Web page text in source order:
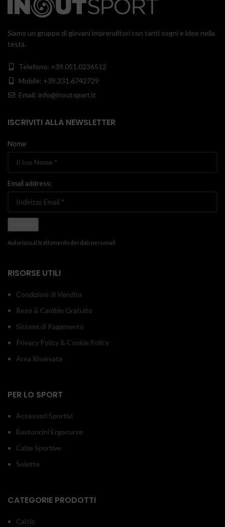
Siamo un gruppo di giovani imprenditori con tanti sogni e idee nella
testa.
Telefono: +39.051.0236512
Mobile: +39.331.6742729
Email: info@inoutsport.it
ISCRIVITI ALLA NEWSLETTER
Nome
Email address:
Autorizzo al trattamento dei dati personali
RISORSE UTILI
Condizioni di Vendita
Reso & Cambio Gratuito
Sistemi di Pagamento
Privacy Policy & Cookie Policy
Area Riservata
PER LO SPORT
Accessori Sportivi
Bastoncini Ergocurve
Calze Sportive
Solette
CATEGORIE PRODOTTI
Calcio